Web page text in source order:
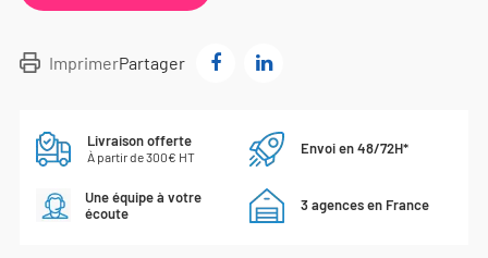
ImprimerPartager
Livraison offerte
À partir de 300€ HT Envoi en 48/72H*
Une équipe à votre
écoute
3 agences en France